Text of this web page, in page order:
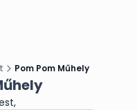
Pom Pom Műhely